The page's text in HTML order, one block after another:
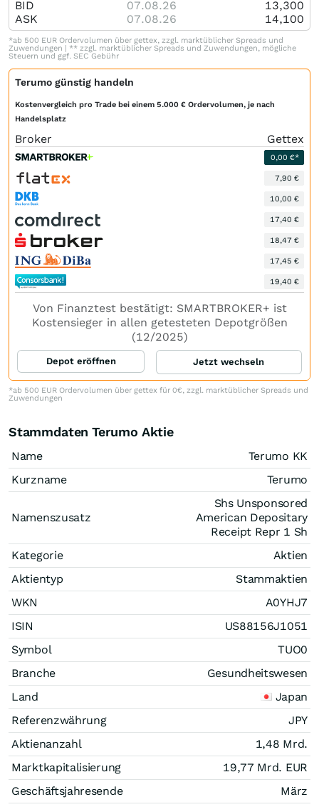
BID 07.08.26
13,300
ASK
07.08.26 14,100
*ab 500 EUR Ordervolumen über gettex, zzgl. marktüblicher Spreads und
Zuwendungen | ** zzgl. marktüblicher Spreads und Zuwendungen, mögliche
Steuern und ggf. SEC Gebühr
Terumo günstig handeln
Kostenvergleich pro Trade bei einem 5.000 € Ordervolumen, je nach
Handelsplatz
Broker Gettex
0,00 €*
7,90 €
10,00 €
17,40 €
18,47 €
17,45 €
19,40 €
Von Finanztest bestätigt: SMARTBROKER+ ist
Kostensieger in allen getesteten Depotgrößen
(12/2025)
Depot eröffnen Jetzt wechseln
*ab 500 EUR Ordervolumen über gettex für 0€, zzgl. marktüblicher Spreads und
Zuwendungen
Stammdaten Terumo Aktie
Name
Terumo KK
Kurzname
Terumo
Namenszusatz
Shs Unsponsored
American Depositary
Receipt Repr 1 Sh
Kategorie
Aktien
Aktientyp
Stammaktien
WKN
A0YHJ7
ISIN
US88156J1051
Symbol
TUO0
Branche
Gesundheitswesen
Land
Japan
Referenzwährung
JPY
Aktienanzahl
1,48 Mrd.
Marktkapitalisierung
19,77 Mrd. EUR
Geschäftsjahresende
März